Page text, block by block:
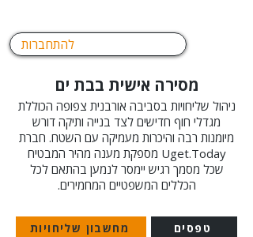
להתחברות
מסירה אישית בבת ים
ניהול שליחויות בסביבה אורבנית צפופה הכוללת
מגדלי חוף חדישים לצד בנייה ותיקה דורש
מיומנות רבה והיכרות מעמיקה עם השטח. חברת
Uget.Today מספקת מענה מהיר המבטיח
שכל מסמך רגיש יימסר לנמען בהתאם לכל
הכללים המשפטיים המחמירים.
טפסים מחשבון שליחויות